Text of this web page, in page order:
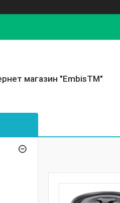
магазин "EmbisTM"